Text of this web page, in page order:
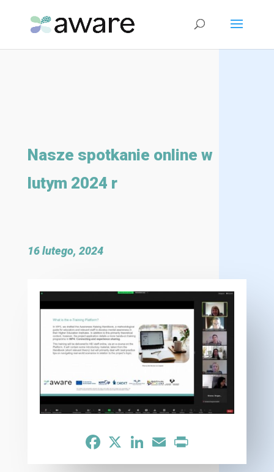
Nasze spotkanie online w
lutym 2024 r
16 lutego, 2024
Facebook LinkedInEmail